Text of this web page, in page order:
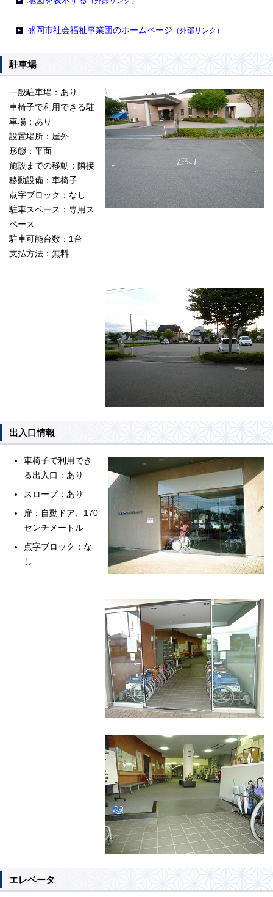
盛岡市社会福祉事業団のホームページ （外部リンク）
駐車場
一般駐車場：あり
車椅子で利用できる駐
車場：あり
設置場所：屋外
形態：平面
施設までの移動：隣接
移動設備：車椅子
点字ブロック：なし
駐車スペース：専用ス
ペース
駐車可能台数：1台
支払方法：無料
出入口情報
車椅子で利用でき
る出入口：あり
スロープ：あり
扉：自動ドア、170
センチメートル
点字ブロック：な
し
エレベータ